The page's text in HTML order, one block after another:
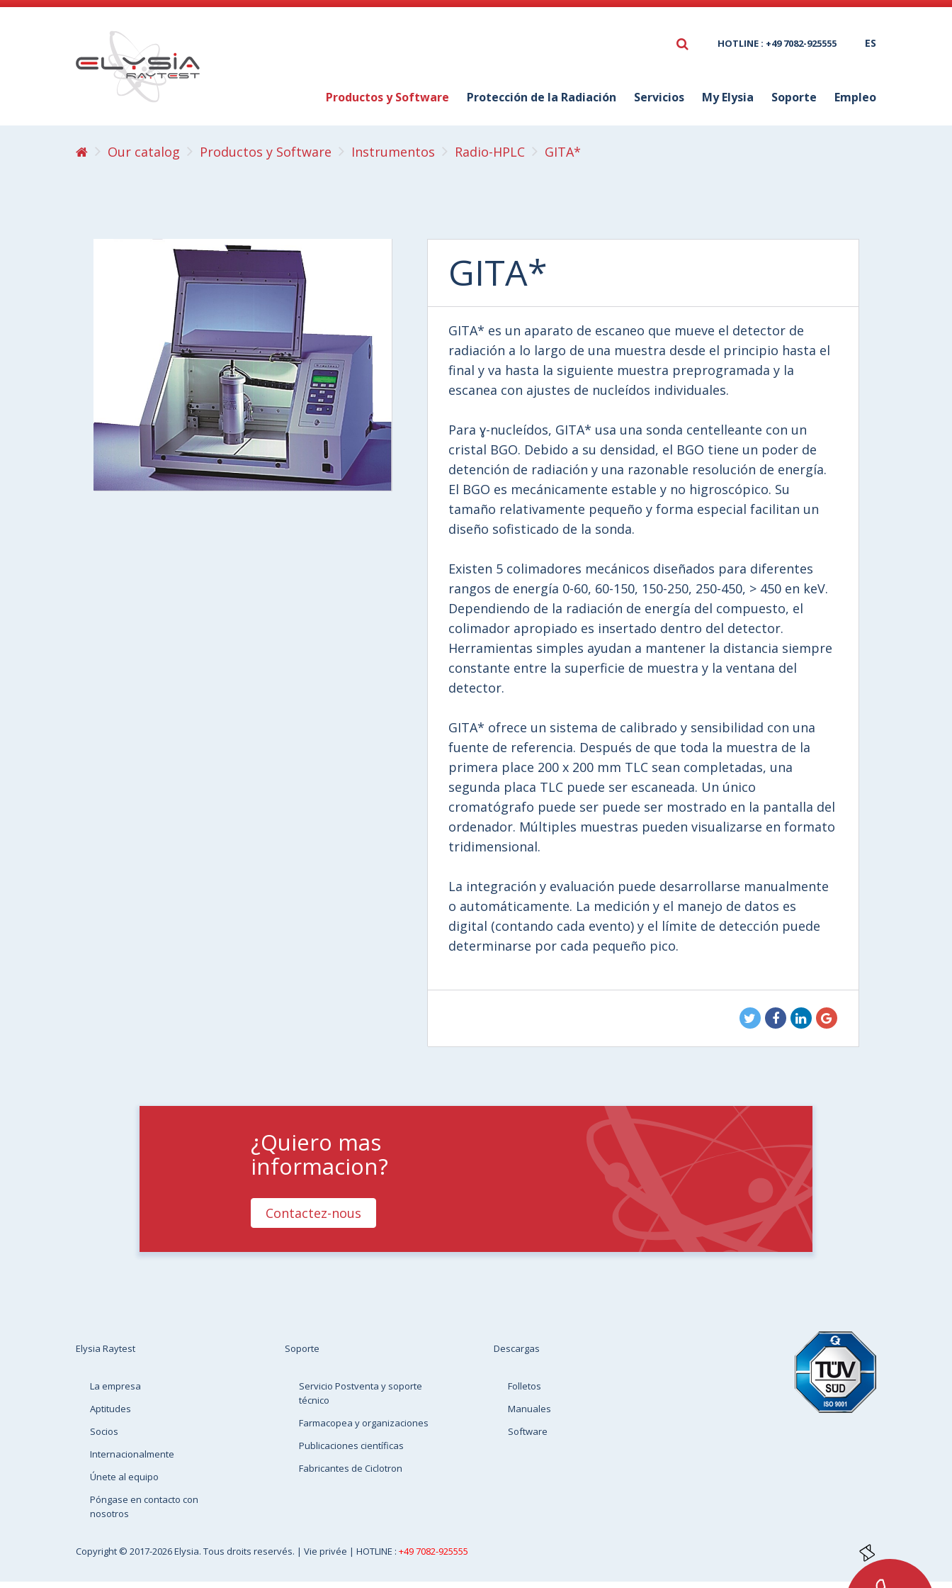
HOTLINE : +49 7082-925555 ES
Productos y Software Protección de la Radiación Servicios My Elysia Soporte Empleo
Our catalog Productos y Software Instrumentos Radio-HPLC GITA*
GITA*
GITA* es un aparato de escaneo que mueve el detector de
radiación a lo largo de una muestra desde el principio hasta el
final y va hasta la siguiente muestra preprogramada y la
escanea con ajustes de nucleídos individuales.
Para ɣ-nucleídos, GITA* usa una sonda centelleante con un
cristal BGO. Debido a su densidad, el BGO tiene un poder de
detención de radiación y una razonable resolución de energía.
El BGO es mecánicamente estable y no higroscópico. Su
tamaño relativamente pequeño y forma especial facilitan un
diseño sofisticado de la sonda.
Existen 5 colimadores mecánicos diseñados para diferentes
rangos de energía 0-60, 60-150, 150-250, 250-450, > 450 en keV.
Dependiendo de la radiación de energía del compuesto, el
colimador apropiado es insertado dentro del detector.
Herramientas simples ayudan a mantener la distancia siempre
constante entre la superficie de muestra y la ventana del
detector.
GITA* ofrece un sistema de calibrado y sensibilidad con una
fuente de referencia. Después de que toda la muestra de la
primera place 200 x 200 mm TLC sean completadas, una
segunda placa TLC puede ser escaneada. Un único
cromatógrafo puede ser puede ser mostrado en la pantalla del
ordenador. Múltiples muestras pueden visualizarse en formato
tridimensional.
La integración y evaluación puede desarrollarse manualmente
o automáticamente. La medición y el manejo de datos es
digital (contando cada evento) y el límite de detección puede
determinarse por cada pequeño pico.
¿Quiero mas
informacion?
Contactez-nous
Elysia Raytest
La empresa
Aptitudes
Socios
Internacionalmente
Únete al equipo
Póngase en contacto con
nosotros
Soporte
Servicio Postventa y soporte
técnico
Farmacopea y organizaciones
Publicaciones científicas
Fabricantes de Ciclotron
Descargas
Folletos
Manuales
Software
Copyright © 2017-2026 Elysia. Tous droits reservés. | Vie privée | HOTLINE : +49 7082-925555